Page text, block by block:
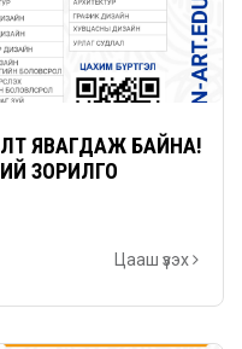
ЯВАГДАЖ БАЙНА!
ЗОРИЛГО
Цааш үзэх